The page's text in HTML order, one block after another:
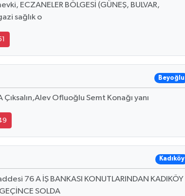
ECZANELER BÖLGESİ (GÜNEŞ, BULVAR,
sağlık o
Beyoğlu
Çıksalın,Alev Ofluoğlu Semt Konağı yanı
Kadıköy
76 A İŞ BANKASI KONUTLARINDAN KADIKÖY
SOLDA